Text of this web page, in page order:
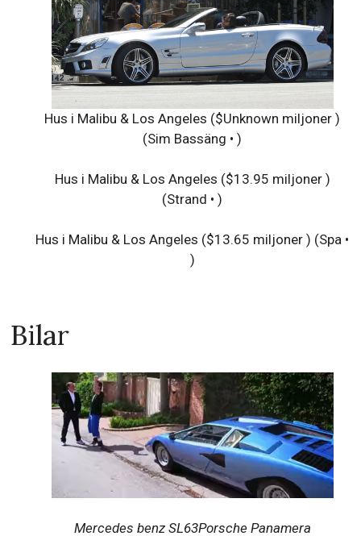
Hus i Malibu & Los Angeles ($Unknown miljoner )
(Sim Bassäng • )
Hus i Malibu & Los Angeles ($13.95 miljoner )
(Strand • )
Hus i Malibu & Los Angeles ($13.65 miljoner ) (Spa •
)
Bilar
Mercedes benz SL63Porsche Panamera